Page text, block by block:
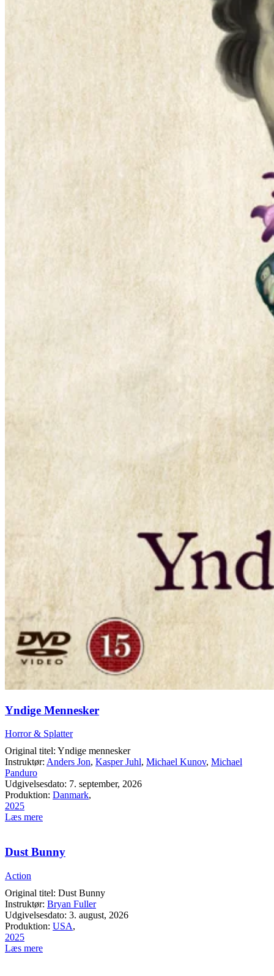
Yndige Mennesker
Horror & Splatter
Original titel: Yndige mennesker
Instruktør: Anders Jon, Kasper Juhl, Michael Kunov, Michael
Panduro
Udgivelsesdato: 7. september, 2026
Produktion: Danmark,
2025
Læs mere
Dust Bunny
Action
Original titel: Dust Bunny
Instruktør: Bryan Fuller
Udgivelsesdato: 3. august, 2026
Produktion: USA,
2025
Læs mere